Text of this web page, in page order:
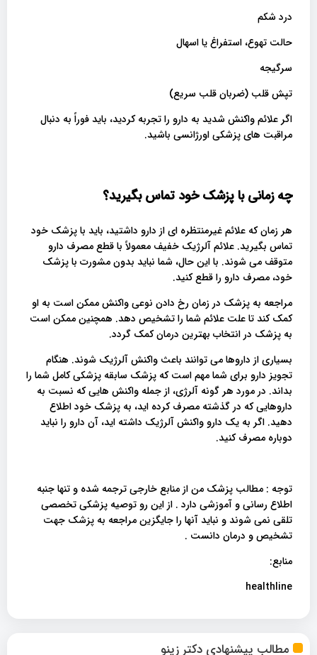
مطالب پیشنهادی دکتر زینو
درد شکم
حالت تهوع، استفراغ یا اسهال
سرگیجه
تپش قلب (ضربان قلب سریع)
اگر علائم واکنش شدید به دارو را تجربه کردید، باید فوراً به دنبال
مراقبت های پزشکی اورژانسی باشید.
چه زمانی با پزشک خود تماس بگیرید؟
هر زمان که علائم غیرمنتظره ای از دارو داشتید، باید با پزشک خود
تماس بگیرید. علائم آلرژیک خفیف معمولاً با قطع مصرف دارو
متوقف می شوند. با این حال، شما نباید بدون مشورت با پزشک
خود، مصرف دارو را قطع کنید.
مراجعه به پزشک در زمان رخ دادن نوعی واکنش ممکن است به او
کمک کند تا علت علائم شما را تشخیص دهد. همچنین ممکن است
به پزشک در انتخاب بهترین درمان کمک گردد.
بسیاری از داروها می توانند باعث واکنش آلرژیک شوند. هنگام
تجویز دارو برای شما مهم است که پزشک سابقه پزشکی کامل شما را
بداند. در مورد هر گونه آلرژی، از جمله واکنش هایی که نسبت به
داروهایی که در گذشته مصرف کرده اید، به پزشک خود اطلاع
دهید. اگر به یک دارو واکنش آلرژیک داشته اید، آن دارو را نباید
دوباره مصرف کنید.
توجه : مطالب پزشک من از منابع خارجی ترجمه شده و تنها جنبه
اطلاع رسانی و آموزشی دارد . از این رو توصیه پزشکی تخصصی
تلقی نمی شوند و نباید آنها را جایگزین مراجعه به پزشک جهت
تشخیص و درمان دانست .
منابع:
healthline